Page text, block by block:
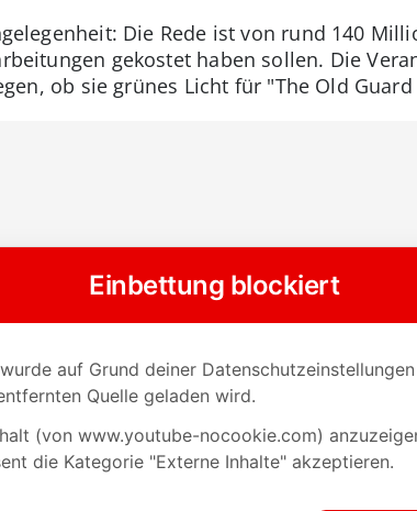
Die Rede ist von rund 140
gekostet haben sollen. Die
ob sie grünes Licht für "The Old Guard